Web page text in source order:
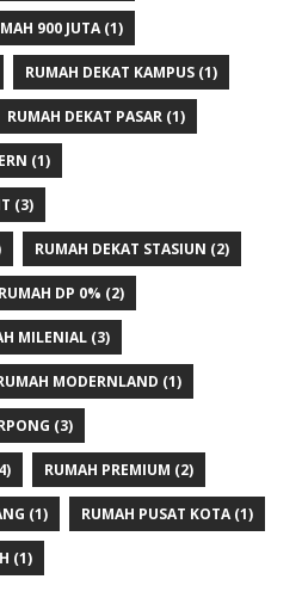
900 JUTA(1)
RUMAH DEKAT KAMPUS (1)
RUMAH DEKAT PASAR (1)
(1)
(3)
RUMAH DEKAT STASIUN (2)
RUMAH DP 0% (2)
MILENIAL (3)
MODERNLAND (1)
(3)
RUMAH PREMIUM (2)
(1) RUMAH PUSAT KOTA(1)
(1)